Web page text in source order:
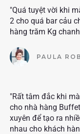
"Quá tuyệt vời khi
2 cho quá bar cảu
hàng trăm Kg
PAULA
"Rất tâm đắc khi
cho nhà hàng
xuyên để tạo ra
nhau cho khách